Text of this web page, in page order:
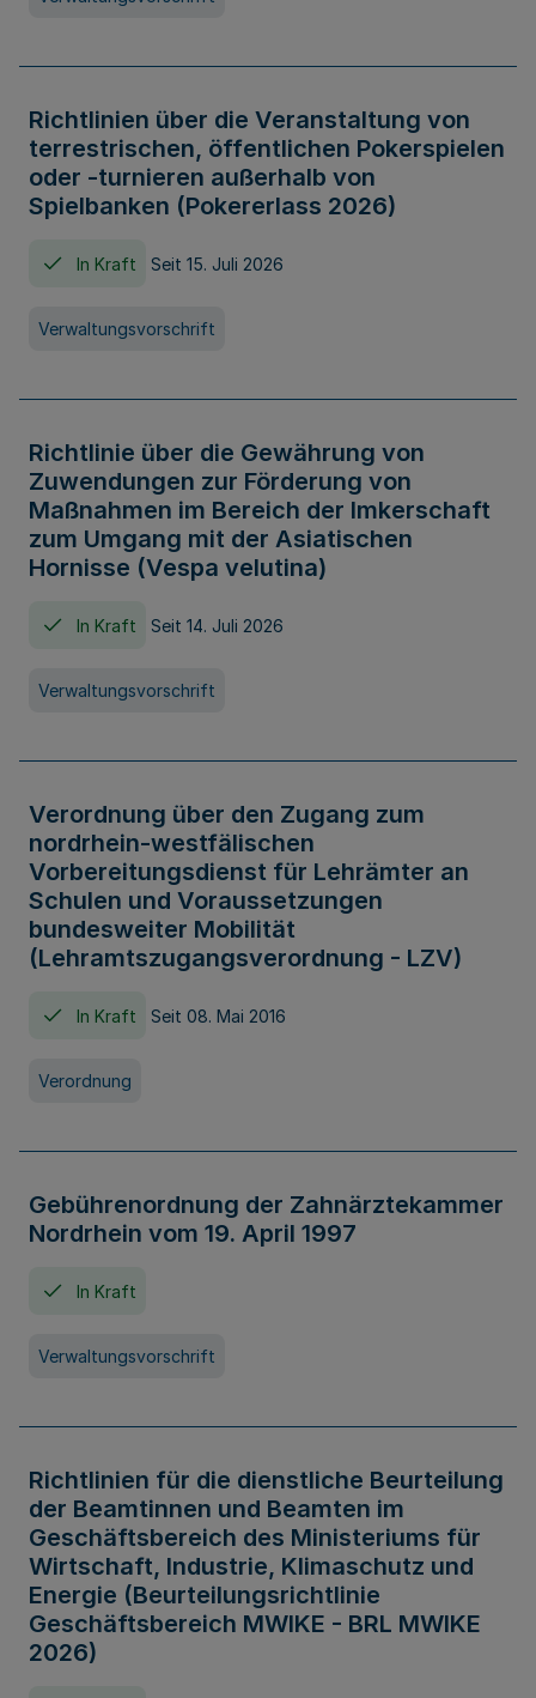
Richtlinien über die Veranstaltung von
terrestrischen, öffentlichen Pokerspielen
oder -turnieren außerhalb von
Spielbanken (Pokererlass 2026)
In Kraft Seit 15. Juli 2026
Verwaltungsvorschrift
Richtlinie über die Gewährung von
Zuwendungen zur Förderung von
Maßnahmen im Bereich der Imkerschaft
zum Umgang mit der Asiatischen
Hornisse (Vespa velutina)
In Kraft Seit 14. Juli 2026
Verwaltungsvorschrift
Verordnung über den Zugang zum
nordrhein-westfälischen
Vorbereitungsdienst für Lehrämter an
Schulen und Voraussetzungen
bundesweiter Mobilität
(Lehramtszugangsverordnung - LZV)
In Kraft Seit 08. Mai 2016
Verordnung
Gebührenordnung der Zahnärztekammer
Nordrhein vom 19. April 1997
In Kraft
Verwaltungsvorschrift
Richtlinien für die dienstliche Beurteilung
der Beamtinnen und Beamten im
Geschäftsbereich des Ministeriums für
Wirtschaft, Industrie, Klimaschutz und
Energie (Beurteilungsrichtlinie
Geschäftsbereich MWIKE - BRL MWIKE
2026)